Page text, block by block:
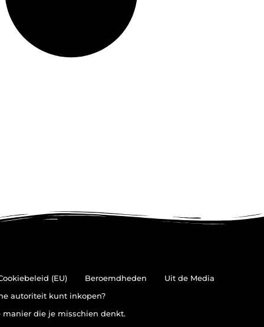
(EU) Beroemdheden
Uit de Media
autoriteit kunt inkopen?
die je misschien denkt.